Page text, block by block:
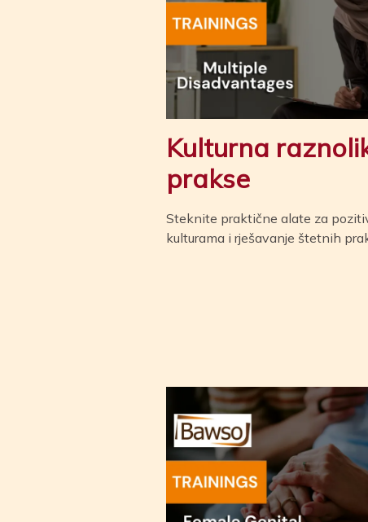
Kulturna
prakse
Steknite praktične alate za
kulturama i rješavanje štetnih